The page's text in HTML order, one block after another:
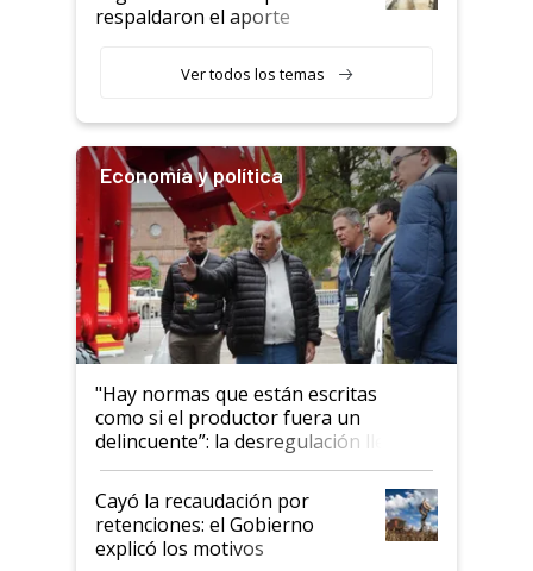
haciendo currículum"
respaldaron el aporte
Ver todos los temas
Economía y política
"Hay normas que están escritas
como si el productor fuera un
delincuente”: la desregulación llegó
al Congreso Aapresid y hasta se
habló del financiamiento al IPCVA
Cayó la recaudación por
retenciones: el Gobierno
explicó los motivos